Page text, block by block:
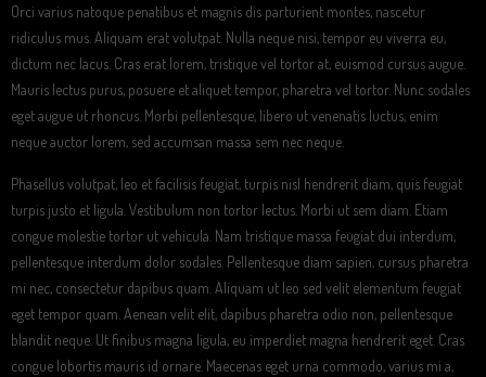
Orci varius natoque penatibus et magnis dis parturient montes, nascetur
ridiculus mus. Aliquam erat volutpat. Nulla neque nisi, tempor eu viverra eu,
dictum nec lacus. Cras erat lorem, tristique vel tortor at, euismod cursus augue.
Mauris lectus purus, posuere et aliquet tempor, pharetra vel tortor. Nunc sodales
eget augue ut rhoncus. Morbi pellentesque, libero ut venenatis luctus, enim
neque auctor lorem, sed accumsan massa sem nec neque.
Phasellus volutpat, leo et facilisis feugiat, turpis nisl hendrerit diam, quis feugiat
turpis justo et ligula. Vestibulum non tortor lectus. Morbi ut sem diam. Etiam
congue molestie tortor ut vehicula. Nam tristique massa feugiat dui interdum,
pellentesque interdum dolor sodales. Pellentesque diam sapien, cursus pharetra
mi nec, consectetur dapibus quam. Aliquam ut leo sed velit elementum feugiat
eget tempor quam. Aenean velit elit, dapibus pharetra odio non, pellentesque
blandit neque. Ut finibus magna ligula, eu imperdiet magna hendrerit eget. Cras
congue lobortis mauris id ornare. Maecenas eget urna commodo, varius mi a,